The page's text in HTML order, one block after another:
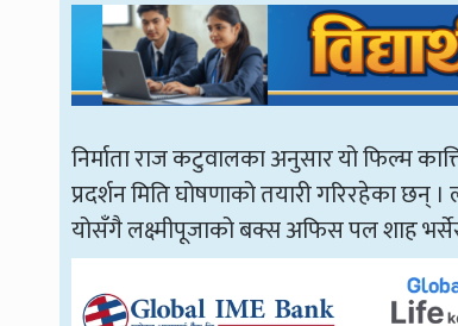
निर्माता राज कटुवालका अनुसार यो फिल्म
प्रदर्शन मिति घोषणाको तयारी गरिरहेका छन्
योसँगै लक्ष्मीपूजाको बक्स अफिस पल शाह